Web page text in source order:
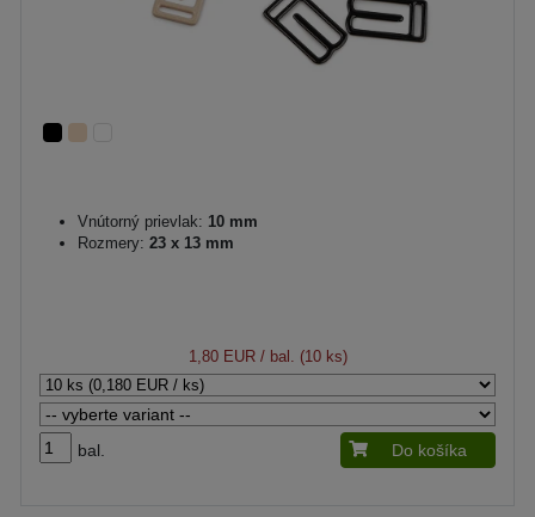
Vnútorný prievlak: 10 mm
Rozmery: 23 x 13 mm
1,80 EUR/ bal. (10 ks)
bal. Do košíka